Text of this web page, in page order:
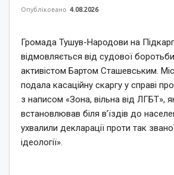
Опубліковано 4.08.2026
Громада Тушув-Народови на
відмовляється від судової
активістом Бартом Сташевським.
подала касаційну скаргу у справі
з написом «Зона, вільна від ЛГБТ»,
встановлював біля в’їздів до
ухвалили декларації проти так
ідеології».